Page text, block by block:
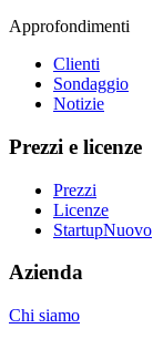
Approfondimenti
Clienti
Sondaggio
Notizie
Prezzi e licenze
Prezzi
Licenze
StartupNuovo
Azienda
Chi siamo